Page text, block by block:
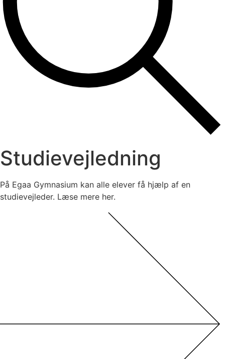
Studie­vejledning
På Egaa Gymnasium kan alle elever få hjælp af en
studievejleder. Læse mere her.